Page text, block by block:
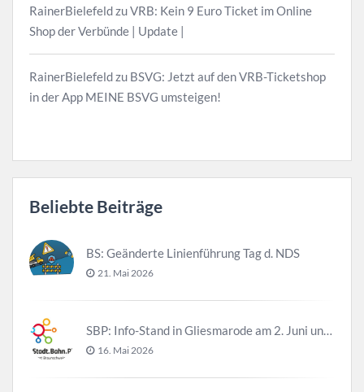
RainerBielefeldzuVRB: Kein 9 Euro Ticket im Online
Shop der Verbünde | Update |
RainerBielefeldzu BSVG: Jetzt auf den VRB-Ticketshop
in der App MEINE BSVG umsteigen!
Beliebte Beiträge
BS: Geänderte Linienführung Tag d. NDS
21. Mai 2026
SBP: Info-Stand in Gliesmarode am 2. Juni und 23. Juni
16. Mai 2026